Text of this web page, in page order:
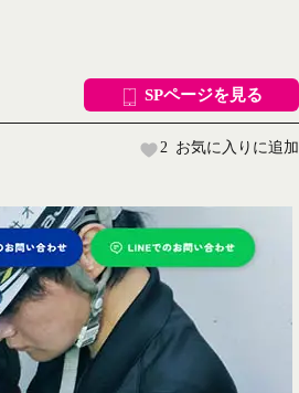
SPページを見る
2 お気に入りに追加